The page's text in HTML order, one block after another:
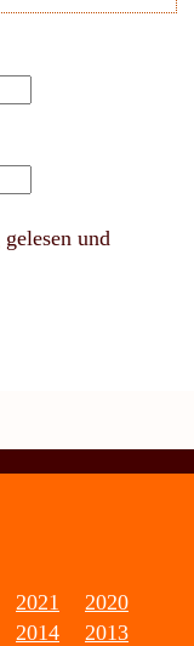
gelesen und
2021
2020
2014 2013